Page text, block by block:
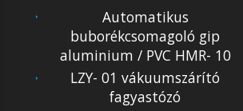
Automatikus
buborékcsomagoló gip
aluminium / PVC HMR- 10
LZY- 01 vákuumszárító
fagyastózó